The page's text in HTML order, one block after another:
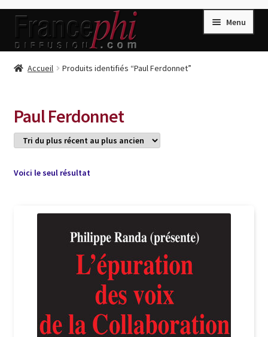
Aller
la
Aller
contenu
Menu
Accueil
Conditions de Vente
Connection
Listes d’Envies
Livres de Peter Randa
Livres de Philippe Randa
Nous Contacter
Accueil Produits identifiés “Paul Ferdonnet”
Paul Ferdonnet
Voici le seul résultat